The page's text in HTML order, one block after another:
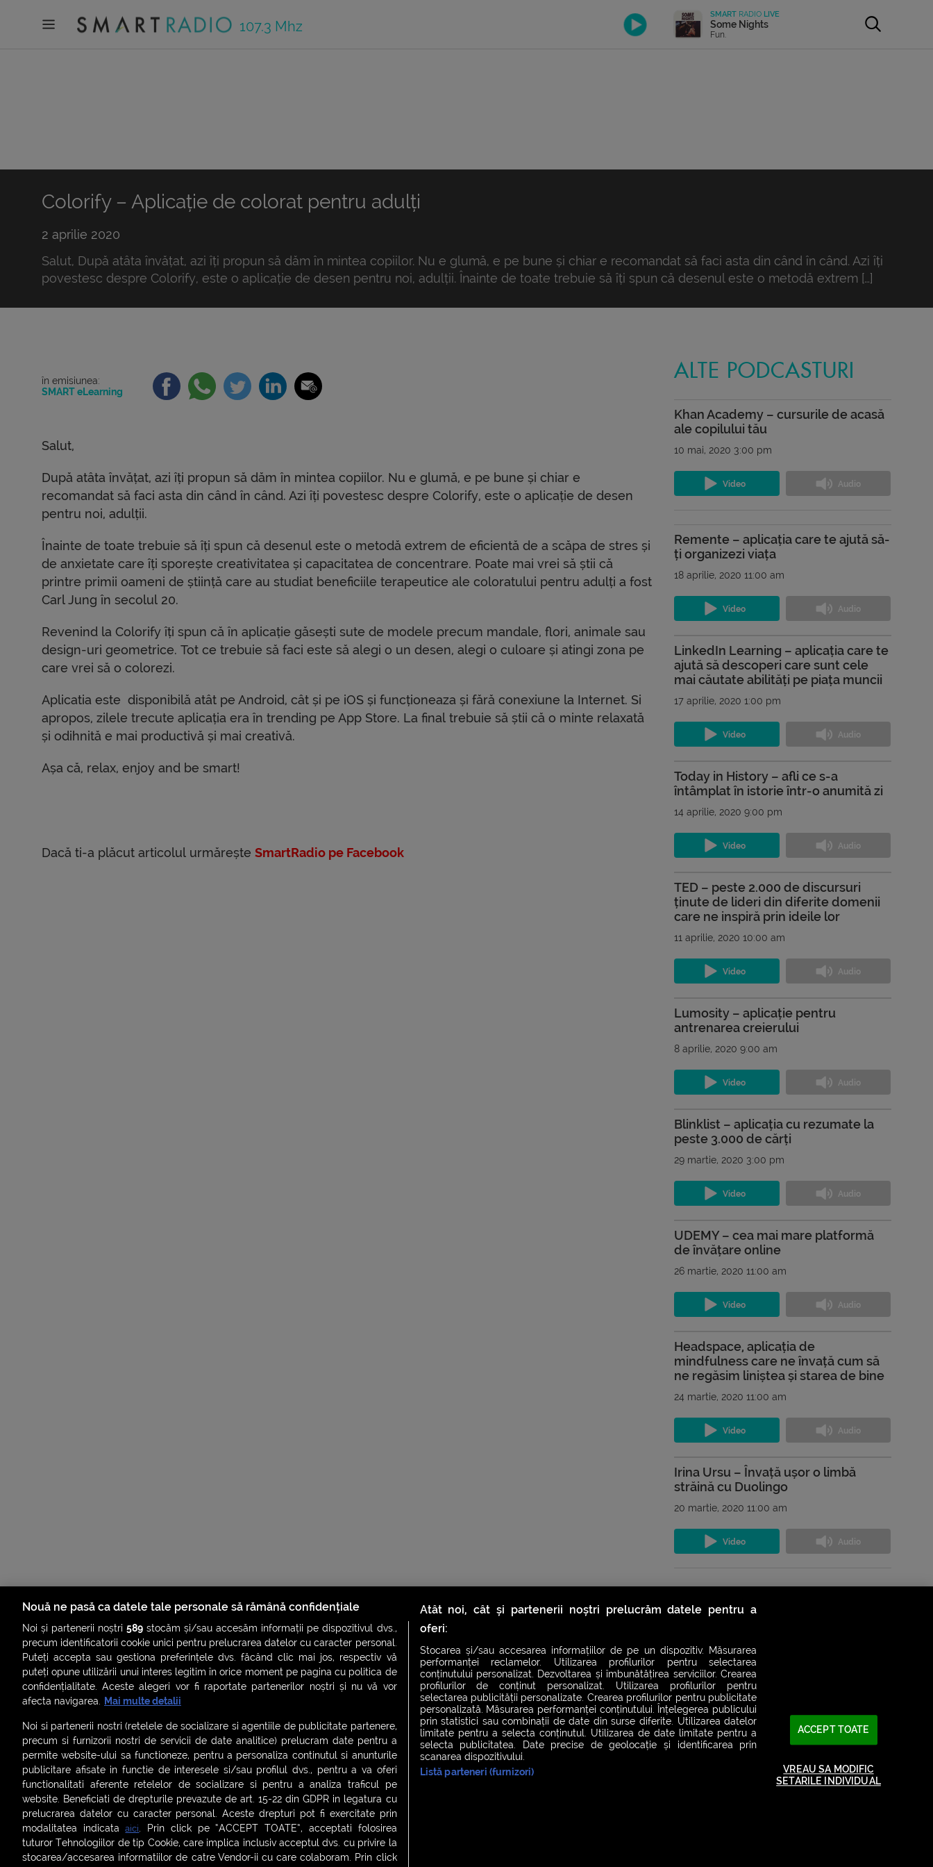
107.3 Mhz
SMART RADIO LIVE
Some Nights
Fun.
Colorify – Aplicație de colorat pentru adulți
2 aprilie 2020
Salut, După atâta învățat, azi îți propun să dăm în mintea copiilor. Nu e glumă, e pe bune și chiar e recomandat să faci asta din când în când. Azi îți
povestesc despre Colorify, este o aplicație de desen pentru noi, adulții. Înainte de toate trebuie să îți spun că desenul este o metodă extrem […]
în emisiunea:
SMART eLearning
Salut,
După atâta învățat, azi îți propun să dăm în mintea copiilor. Nu e glumă, e pe bune și chiar e
recomandat să faci asta din când în când. Azi îți povestesc despre Colorify, este o aplicație de desen
pentru noi, adulții.
Înainte de toate trebuie să îți spun că desenul este o metodă extrem de eficientă de a scăpa de stres și
de anxietate care îți sporește creativitatea și capacitatea de concentrare. Poate mai vrei să știi că
printre primii oameni de știință care au studiat beneficiile terapeutice ale coloratului pentru adulți a fost
Carl Jung în secolul 20.
Revenind la Colorify îți spun că în aplicație găsești sute de modele precum mandale, flori, animale sau
design-uri geometrice. Tot ce trebuie să faci este să alegi o un desen, alegi o culoare și atingi zona pe
care vrei să o colorezi.
Aplicatia este disponibilă atât pe Android, cât și pe iOS și funcționeaza și fără conexiune la Internet. Si
apropos, zilele trecute aplicația era în trending pe App Store. La final trebuie să știi că o minte relaxată
și odihnită e mai productivă și mai creativă.
Așa că, relax, enjoy and be smart!
Dacă ti-a plăcut articolul urmărește SmartRadio pe Facebook
ALTE PODCASTURI
Khan Academy – cursurile de acasă
ale copilului tău
10 mai, 2020 3:00 pm
Remente – aplicația care te ajută să-
ți organizezi viața
18 aprilie, 2020 11:00 am
LinkedIn Learning – aplicația care te
ajută să descoperi care sunt cele
mai căutate abilități pe piața muncii
17 aprilie, 2020 1:00 pm
Today in History – afli ce s-a
întâmplat în istorie într-o anumită zi
14 aprilie, 2020 9:00 pm
TED – peste 2.000 de discursuri
ținute de lideri din diferite domenii
care ne inspiră prin ideile lor
11 aprilie, 2020 10:00 am
Lumosity – aplicație pentru
antrenarea creierului
8 aprilie, 2020 9:00 am
Blinklist – aplicația cu rezumate la
peste 3.000 de cărți
29 martie, 2020 3:00 pm
UDEMY – cea mai mare platformă
de învățare online
26 martie, 2020 11:00 am
Headspace, aplicația de
mindfulness care ne învață cum să
ne regăsim liniștea și starea de bine
24 martie, 2020 11:00 am
Irina Ursu – Învață ușor o limbă
străină cu Duolingo
20 martie, 2020 11:00 am
Vezi toate podcasturile
ȘTIRI SMART SHORTS LIVE FEVER BRUNCH FEVER NIGHT FEVER
LIVE FEVER CONCERT
ASCULTĂ ACUM RADIOURILE SMART
| Politica de confidențialitate Politica de cookies
Contact:office@smartradio.ro
Nouă ne pasă ca datele tale personale să rămână confidențiale
Noi și partenerii noștri589 stocăm și/sau accesăm informații pe dispozitivul dvs.,
precum identificatorii cookie unici pentru prelucrarea datelor cu caracter personal.
Puteți accepta sau gestiona preferințele dvs. făcând clic mai jos, respectiv vă
puteți opune utilizării unui interes legitim în orice moment pe pagina cu politica de
confidențialitate. Aceste alegeri vor fi raportate partenerilor noștri și nu vă vor
afecta navigarea. Mai multe detalii
Noi si partenerii nostri (retelele de socializare si agentiile de publicitate partenere,
precum si furnizorii nostri de servicii de date analitice) prelucram date pentru a
permite website-ului sa functioneze, pentru a personaliza continutul si anunturile
publicitare afisate in functie de interesele si/sau profilul dvs., pentru a va oferi
functionalitati aferente retelelor de socializare si pentru a analiza traficul pe
website. Beneficiati de drepturile prevazute de art. 15-22 din GDPR in legatura cu
prelucrarea datelor cu caracter personal. Aceste drepturi pot fi exercitate prin
modalitatea indicataaici. Prin click pe “ACCEPT TOATE”, acceptati folosirea
tuturor Tehnologiilor de tip Cookie, care implica inclusiv acceptul dvs. cu privire la
stocarea/accesarea informatiilor de catre Vendor-ii cu care colaboram. Prin click
Atât noi, cât și partenerii noștri prelucrăm datele pentru a
oferi:
Stocarea și/sau accesarea informațiilor de pe un dispozitiv. Măsurarea
performanței reclamelor. Utilizarea profilurilor pentru selectarea
conținutului personalizat. Dezvoltarea și îmbunătățirea serviciilor. Crearea
profilurilor de conținut personalizat. Utilizarea profilurilor pentru
selectarea publicității personalizate. Crearea profilurilor pentru publicitate
personalizată. Măsurarea performanței conținutului. Înțelegerea publicului
prin statistici sau combinații de date din surse diferite. Utilizarea datelor
limitate pentru a selecta conținutul. Utilizarea de date limitate pentru a
selecta publicitatea. Date precise de geolocație și identificarea prin
scanarea dispozitivului.
Listă parteneri (furnizori)
ACCEPT TOATE
VREAU SA MODIFIC
SETARILE INDIVIDUAL